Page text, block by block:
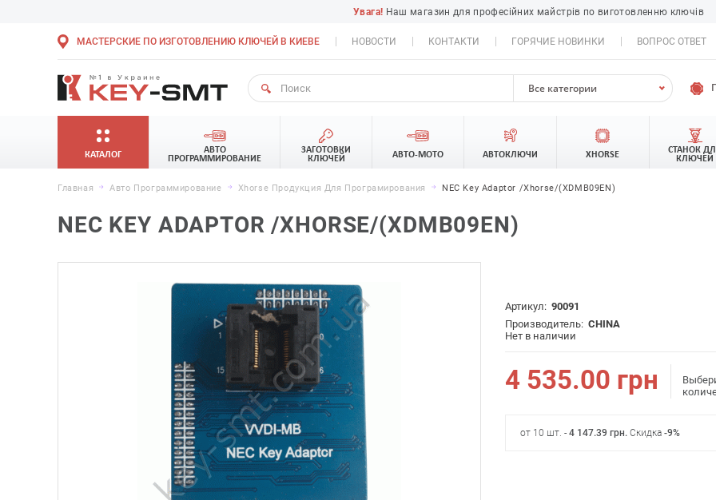
Увага! Наш магазин для професійних майстрів по виготовленню ключів
МАСТЕРСКИЕ ПО ИЗГОТОВЛЕНИЮ КЛЮЧЕЙ В КИЕВЕ НОВОСТИ КОНТАКТИ ГОРЯЧИЕ НОВИНКИ ВОПРОС ОТВЕТ
Все категории
КАТАЛОГ
АВТО
ПРОГРАММИРОВАНИЕ
ЗАГОТОВКИ
КЛЮЧЕЙ
АВТО-МОТО АВТОКЛЮЧИ XHORSE
СТАНОК
КЛЮЧЕЙ
Главная Авто Программирование Xhorse Продукция Для Програмирования NEC Key Adaptor /Xhorse/(XDMB09EN)
NEC KEY ADAPTOR /XHORSE/(XDMB09EN)
Артикул: 90091
Производитель: CHINA
Нет в наличии
4 535.00 грн
от 10 шт. - 4 147.39 грн. Скидка -9%